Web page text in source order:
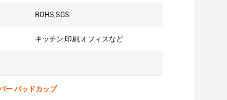
ROHS,SGS
キッチン,印刷,オフィスなど
ー パッドカップ